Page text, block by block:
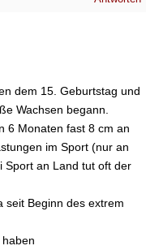
dem 15. Geburtstag und
Wachsen begann.
6 Monaten fast 8 cm an
im Sport (nur an
Sport an Land tut oft der
seit Beginn des extrem